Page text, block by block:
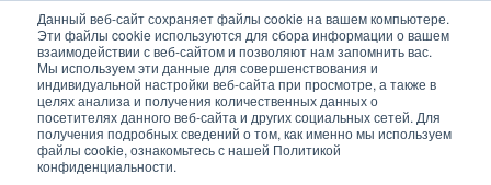
Данный веб-сайт сохраняет файлы cookie на вашем компьютере.
Эти файлы cookie используются для сбора информации о вашем
взаимодействии с веб-сайтом и позволяют нам запомнить вас.
Мы используем эти данные для совершенствования и
индивидуальной настройки веб-сайта при просмотре, а также в
целях анализа и получения количественных данных о
посетителях данного веб-сайта и других социальных сетей. Для
получения подробных сведений о том, как именно мы используем
файлы cookie, ознакомьтесь с нашей Политикой
конфиденциальности.
основному
содержанию
User
account
menu
User
Header
Селектор изделий
Связаться с отделом продаж